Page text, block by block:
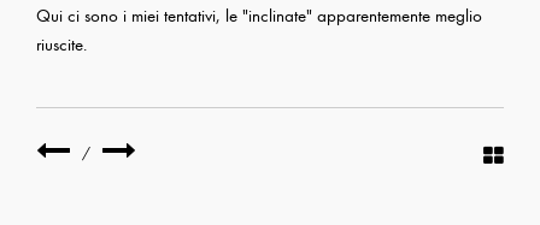
Qui ci sono i miei tentativi, le "inclinate" apparentemente meglio
riuscite.
/